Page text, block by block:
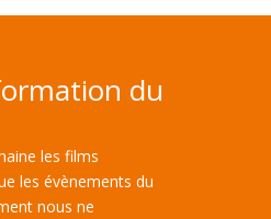
du
les films
les évènements du
nous ne